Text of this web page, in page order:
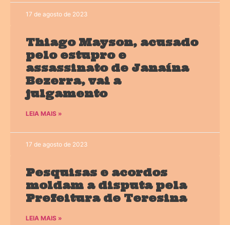
17 de agosto de 2023
Thiago Mayson, acusado
pelo estupro e
assassinato de Janaína
Bezerra, vai a
julgamento
LEIA MAIS »
17 de agosto de 2023
Pesquisas e acordos
moldam a disputa pela
Prefeitura de Teresina
LEIA MAIS »